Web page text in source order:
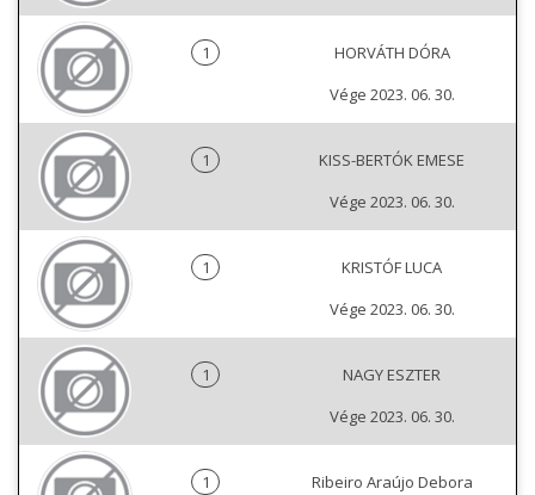
1
HORVÁTH DÓRA
Vége 2023. 06. 30.
1
KISS-BERTÓK EMESE
Vége 2023. 06. 30.
1
KRISTÓF LUCA
Vége 2023. 06. 30.
1
NAGY ESZTER
Vége 2023. 06. 30.
1
Ribeiro Araújo Debora